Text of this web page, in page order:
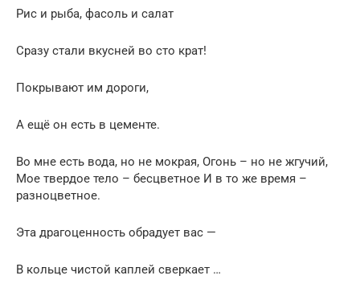
Рис и рыба, фасоль и салат
Сразу стали вкусней во сто крат!
Покрывают им дороги,
А ещё он есть в цементе.
Во мне есть вода, но не мокрая, Огонь – но не жгучий,
Мое твердое тело – бесцветное И в то же время –
разноцветное.
Эта драгоценность обрадует вас —
В кольце чистой каплей сверкает …